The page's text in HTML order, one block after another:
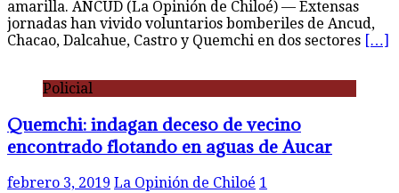
amarilla. ANCUD (La Opinión de Chiloé) — Extensas
jornadas han vivido voluntarios bomberiles de Ancud,
Chacao, Dalcahue, Castro y Quemchi en dos sectores […]
Policial
Quemchi: indagan deceso de vecino
encontrado flotando en aguas de Aucar
febrero 3, 2019 La Opinión de Chiloé 1